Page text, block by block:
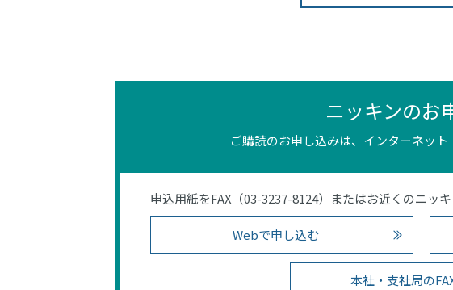
ニッキンのお
ご購読のお申し込みは、インターネット
申込用紙をFAX（03-3237-8124）またはお近くのニッ
Webで申し込む
本社・支社局の